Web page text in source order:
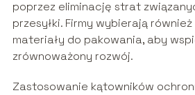
poprzez eliminację strat
przesyłki. Firmy wybierają
materiały do pakowania, aby
zrównoważony rozwój.
Zastosowanie kątowników